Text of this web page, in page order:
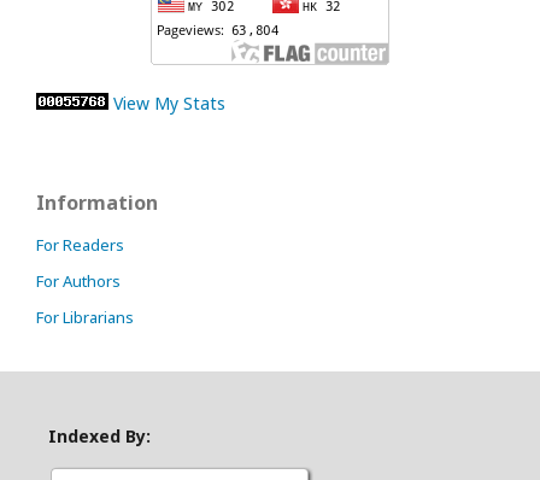
View My Stats
Information
For Readers
For Authors
For Librarians
Indexed By: